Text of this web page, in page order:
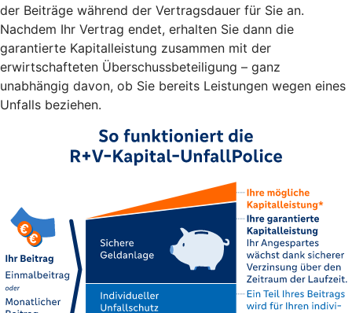
der Beiträge während der Vertragsdauer für Sie an.
Nachdem Ihr Vertrag endet, erhalten Sie dann die
garantierte Kapitalleistung zusammen mit der
erwirtschafteten Überschussbeteiligung – ganz
unabhängig davon, ob Sie bereits Leistungen wegen eines
Unfalls beziehen.